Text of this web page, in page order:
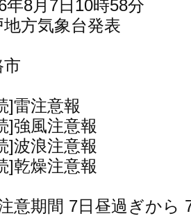
年8月7日10時58分
地方気象台発表
市
]雷注意報
]強風注意報
]波浪注意報
]乾燥注意報
意期間 7日昼過ぎから